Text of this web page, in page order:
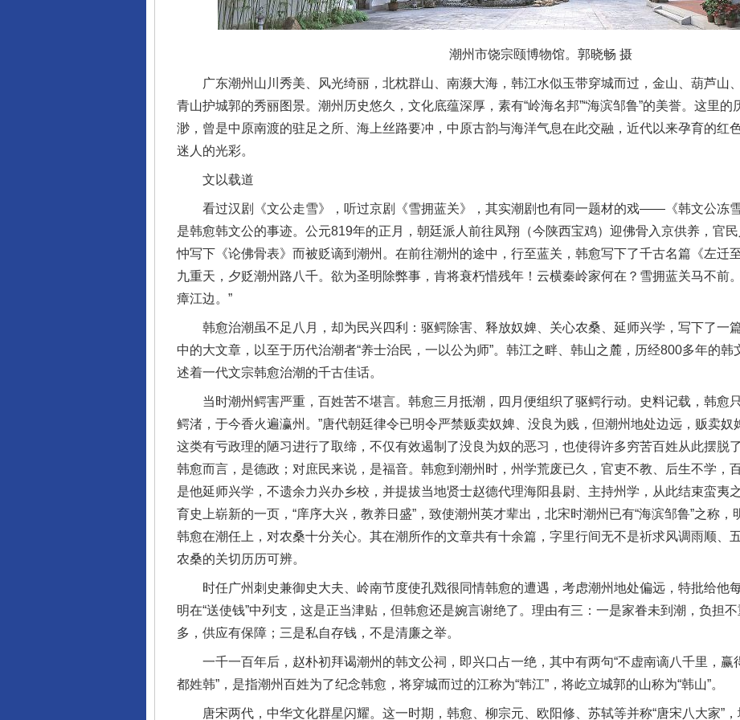
潮州市饶宗颐博物馆。郭晓畅 摄
广东潮州山川秀美、风光绮丽，北枕群山、南濒大海，韩江水似玉带穿城而过，金山、葫芦山
青山护城郭的秀丽图景。潮州历史悠久，文化底蕴深厚，素有“岭海名邦”“海滨邹鲁”的美誉。这里
渺，曾是中原南渡的驻足之所、海上丝路要冲，中原古韵与海洋气息在此交融，近代以来孕育的红
迷人的光彩。
文以载道
看过汉剧《文公走雪》，听过京剧《雪拥蓝关》，其实潮剧也有同一题材的戏——《韩文公冻
是韩愈韩文公的事迹。公元819年的正月，朝廷派人前往凤翔（今陕西宝鸡）迎佛骨入京供养，官
忡写下《论佛骨表》而被贬谪到潮州。在前往潮州的途中，行至蓝关，韩愈写下了千古名篇《左迁
九重天，夕贬潮州路八千。欲为圣明除弊事，肯将衰朽惜残年！云横秦岭家何在？雪拥蓝关马不前
瘴江边。”
韩愈治潮虽不足八月，却为民兴四利：驱鳄除害、释放奴婢、关心农桑、延师兴学，写下了一
中的大文章，以至于历代治潮者“养士治民，一以公为师”。韩江之畔、韩山之麓，历经800多年的
述着一代文宗韩愈治潮的千古佳话。
当时潮州鳄害严重，百姓苦不堪言。韩愈三月抵潮，四月便组织了驱鳄行动。史料记载，韩愈
鳄渚，于今香火遍瀛州。”唐代朝廷律令已明令严禁贩卖奴婢、没良为贱，但潮州地处边远，贩卖
这类有亏政理的陋习进行了取缔，不仅有效遏制了没良为奴的恶习，也使得许多穷苦百姓从此摆脱
韩愈而言，是德政；对庶民来说，是福音。韩愈到潮州时，州学荒废已久，官吏不教、后生不学，
是他延师兴学，不遗余力兴办乡校，并提拔当地贤士赵德代理海阳县尉、主持州学，从此结束蛮夷
育史上崭新的一页，“庠序大兴，教养日盛”，致使潮州英才辈出，北宋时潮州已有“海滨邹鲁”之称，
韩愈在潮任上，对农桑十分关心。其在潮所作的文章共有十余篇，字里行间无不是祈求风调雨顺、
农桑的关切历历可辨。
时任广州刺史兼御史大夫、岭南节度使孔戣很同情韩愈的遭遇，考虑潮州地处偏远，特批给他每
明在“送使钱”中列支，这是正当津贴，但韩愈还是婉言谢绝了。理由有三：一是家眷未到潮，负担
多，供应有保障；三是私自存钱，不是清廉之举。
一千一百年后，赵朴初拜谒潮州的韩文公祠，即兴口占一绝，其中有两句“不虚南谪八千里，赢
都姓韩”，是指潮州百姓为了纪念韩愈，将穿城而过的江称为“韩江”，将屹立城郭的山称为“韩山”。
唐宋两代，中华文化群星闪耀。这一时期，韩愈、柳宗元、欧阳修、苏轼等并称“唐宋八大家”，